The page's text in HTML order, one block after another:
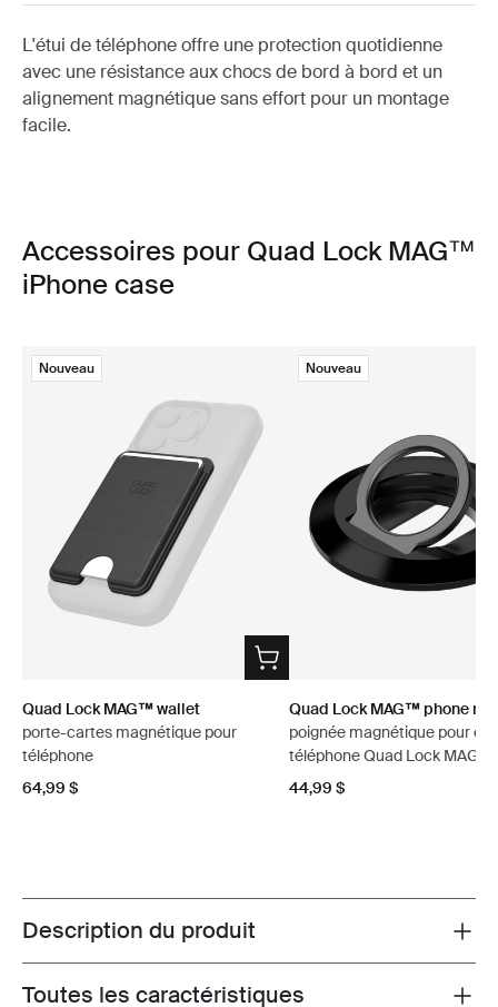
L'étui de téléphone offre une protection quotidienne
avec une résistance aux chocs de bord à bord et un
alignement magnétique sans effort pour un montage
facile.
Accessoires pour Quad Lock MAG™
iPhone case
Nouveau
Quad Lock MAG™ wallet
porte-cartes magnétique pour
téléphone
64,99 $
Nouveau
Quad Lock MAG™ phone
poignée magnétique pour
téléphone Quad Lock MAG™
44,99 $
Toggle overview
Description du produit
Toggle features
Toutes les caractéristiques